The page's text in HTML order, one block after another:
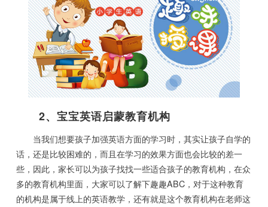
2、宝宝英语启蒙教育机构
当我们想要孩子加强英语方面的学习时，其实让孩子自学的
话，还是比较困难的，而且在学习的效果方面也会比较的差一
些，因此，家长可以为孩子找找一些适合孩子的教育机构，在众
多的教育机构里面，大家可以了解下趣趣ABC，对于这种教育
的机构是属于线上的英语教学，还有就是这个教育机构在老师这